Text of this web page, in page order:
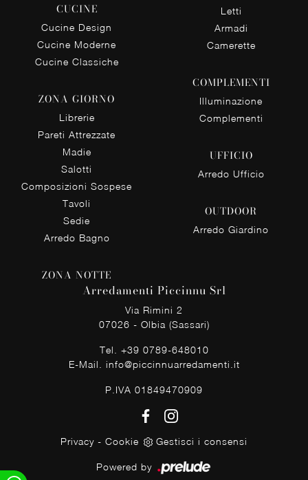
CUCINE
Cucine Design
Cucine Moderne
Cucine Classiche
ZONA GIORNO
Librerie
Pareti Attrezzate
Madie
Salotti
Composizioni Sospese
Tavoli
Sedie
Arredo Bagno
ZONA NOTTE
Letti
Armadi
Camerette
COMPLEMENTI
Illuminazione
Complementi
UFFICIO
Arredo Ufficio
OUTDOOR
Arredo Giardino
Arredamenti Piccinnu Srl
Via Rimini 2
07026 - Olbia (Sassari)
Tel. +39 0789-648010
E-Mail. info@piccinnuarredamenti.it
P.IVA 01849470909
Privacy - Cookie Gestisci i consensi
Powered by